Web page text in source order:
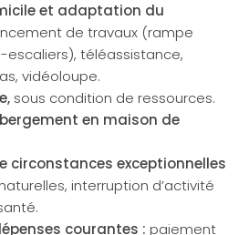
et adaptation du
de travaux (rampe
escaliers), téléassistance,
vidéoloupe.
sous condition de ressources.
en maison de
circonstances exceptionnelles
interruption d’activité
courantes : paiement